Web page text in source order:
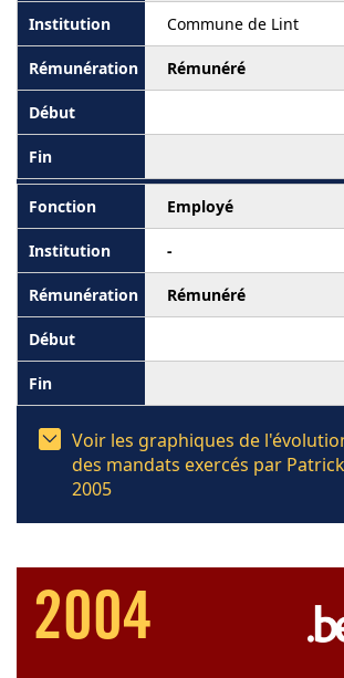
Commune de Lint
Rémunéré
Employé
-
Rémunéré
Voir les graphiques de
des mandats exercés par
2005
2004